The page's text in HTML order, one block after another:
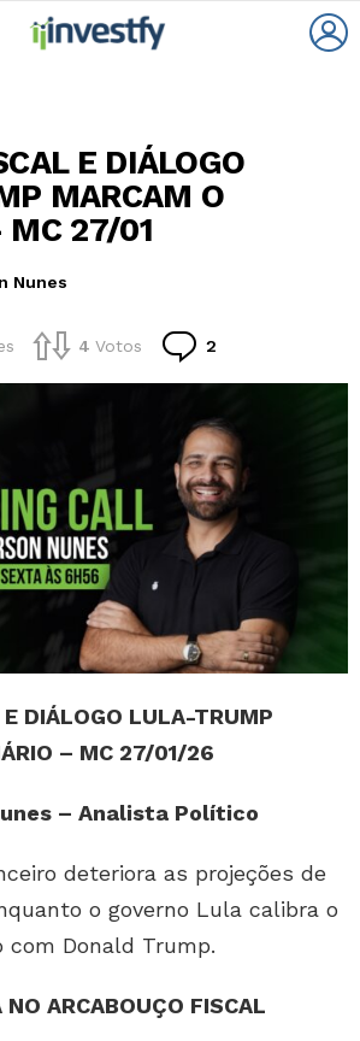
E DIÁLOGO
MARCAM O
MC 27/01
Nunes
4 Votos 2
DIÁLOGO LULA-TRUMP
– MC 27/01/26
– Analista Político
deteriora as projeções de
o governo Lula calibra o
Donald Trump.
NO ARCABOUÇO FISCAL